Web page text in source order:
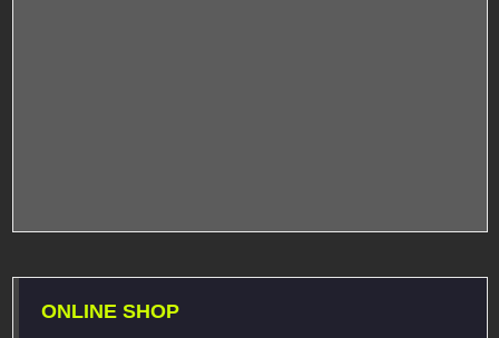
ONLINE SHOP